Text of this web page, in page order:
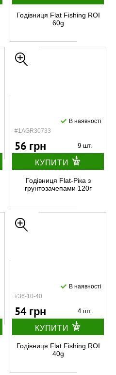
Годівниця Flat Fishing ROI
60g
#1AGR30733
В наявності
56 грн 9 шт.
КУПИТИ
Годівниця Flat-Ріка з
грунтозачепами 120г
#36-10-40
В наявності
54 грн 4 шт.
КУПИТИ
Годівниця Flat Fishing ROI
40g